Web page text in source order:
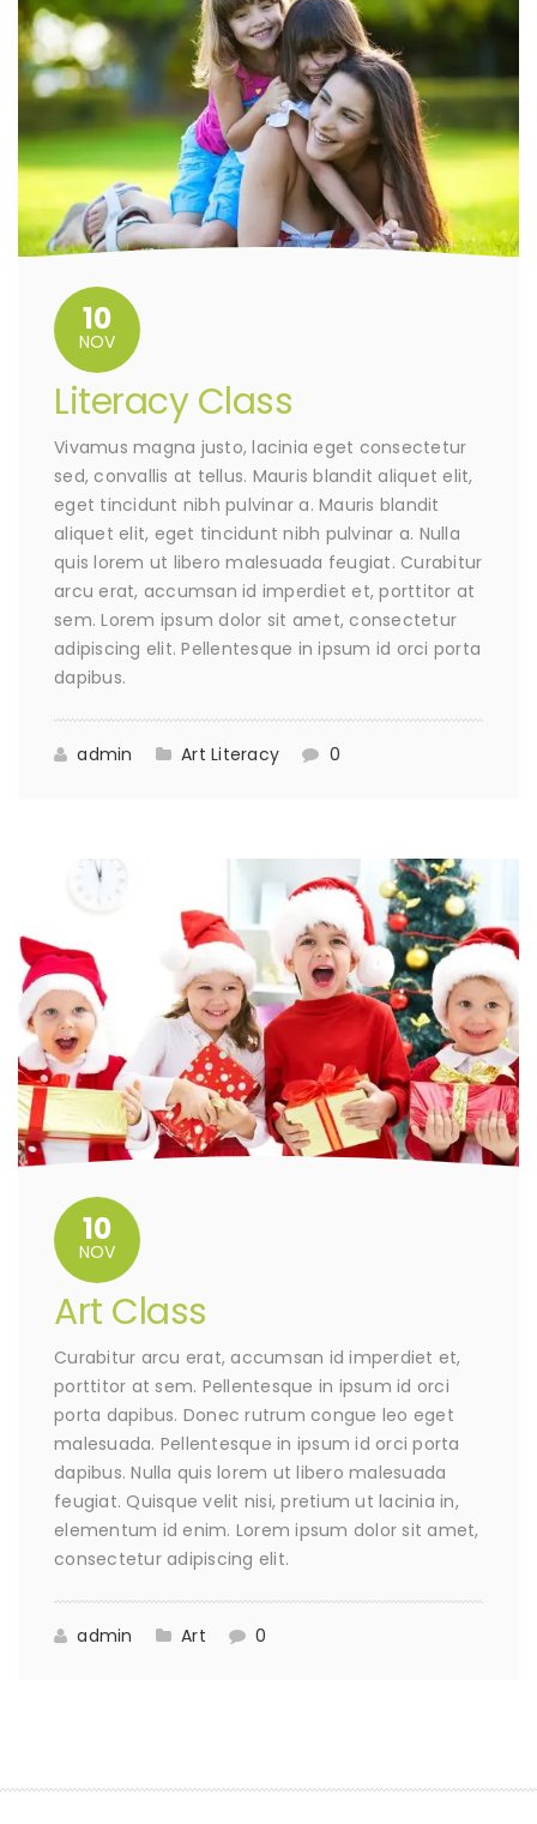
10
NOV
Literacy Class
Vivamus magna justo, lacinia eget consectetur
sed, convallis at tellus. Mauris blandit aliquet elit,
eget tincidunt nibh pulvinar a. Mauris blandit
aliquet elit, eget tincidunt nibh pulvinar a. Nulla
quis lorem ut libero malesuada feugiat. Curabitur
arcu erat, accumsan id imperdiet et, porttitor at
sem. Lorem ipsum dolor sit amet, consectetur
adipiscing elit. Pellentesque in ipsum id orci porta
dapibus.
admin Art Literacy 0
10
NOV
Art Class
Curabitur arcu erat, accumsan id imperdiet et,
porttitor at sem. Pellentesque in ipsum id orci
porta dapibus. Donec rutrum congue leo eget
malesuada. Pellentesque in ipsum id orci porta
dapibus. Nulla quis lorem ut libero malesuada
feugiat. Quisque velit nisi, pretium ut lacinia in,
elementum id enim. Lorem ipsum dolor sit amet,
consectetur adipiscing elit.
admin Art 0